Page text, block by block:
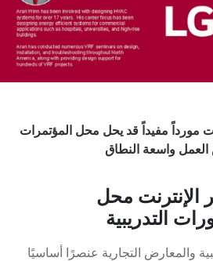
مورداً مفيداً قد يحل محل المؤتمرات
واسعة النطاق
الإنترنت محل
التدريبية
والمعارض التجارية عنصرًا أساسيًا